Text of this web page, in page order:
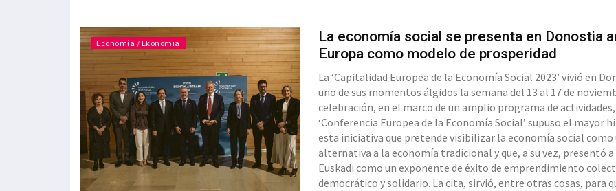
validar tecnologías, de conocer los apoyos a
Economía / Ekonomia
La economía social se presenta en Donostia
Europa como modelo de prosperidad
La ‘Capitalidad Europea de la Economía Social 2023’ vivió en
uno de sus momentos álgidos la semana del 13 al 17 de
celebración, en el marco de un amplio programa de
‘Conferencia Europea de la Economía Social’ supuso el mayor
esta iniciativa que pretende visibilizar la economía social como
alternativa a la economía tradicional y que, a su vez, presentó a
Euskadi como un exponente de éxito de emprendimiento
democrático y solidario. La cita, sirvió, entre otras cosas, para